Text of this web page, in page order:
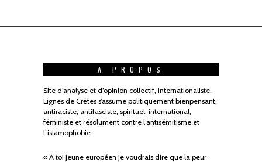
A PROPOS
Site d’analyse et d’opinion collectif, internationaliste.
Lignes de Crêtes s’assume politiquement bienpensant,
antiraciste, antifasciste, spirituel, international,
féministe et résolument contre l’antisémitisme et
l’islamophobie.
« A toi jeune européen je voudrais dire que la peur